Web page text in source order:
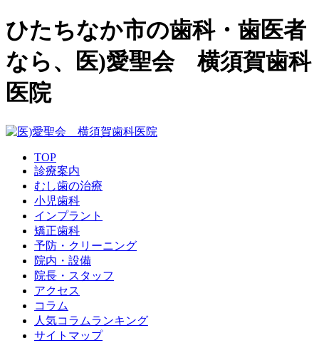
ひたちなか市の歯科・歯医者
なら、医)愛聖会 横須賀歯科
医院
TOP
診療案内
むし歯の治療
小児歯科
インプラント
矯正歯科
予防・クリーニング
院内・設備
院長・スタッフ
アクセス
コラム
人気コラムランキング
サイトマップ